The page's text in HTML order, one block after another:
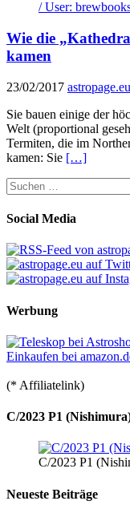
Wie die
kamen
23/02/2017 astropage.eu
Sie bauen einige der
Welt (proportional
Termiten, die im
kamen: Sie […]
Suchen
nach:
Social Media
Werbung
Einkaufen bei
(* Affiliatelink)
C/2023 P1
C/2023 P1
Neueste Beiträge